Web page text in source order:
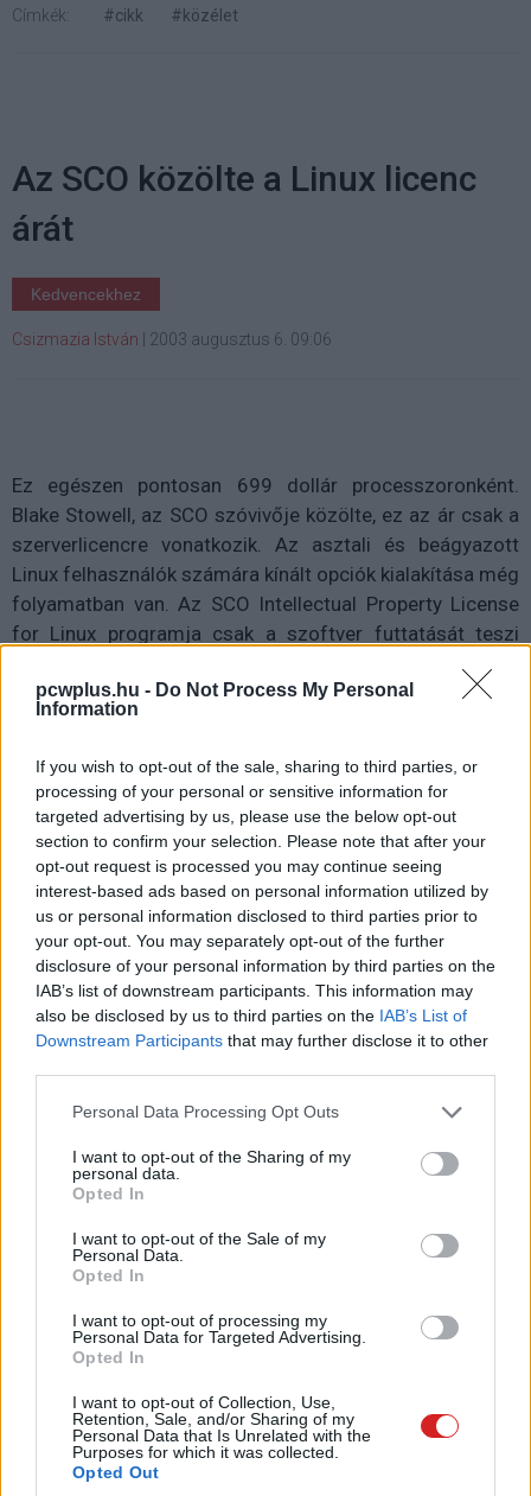
pcwplus.hu - Do Not Process My Personal
Information
If you wish to opt-out of the sale, sharing to third parties, or
processing of your personal or sensitive information for
targeted advertising by us, please use the below opt-out
section to confirm your selection. Please note that after your
opt-out request is processed you may continue seeing
interest-based ads based on personal information utilized by
us or personal information disclosed to third parties prior to
your opt-out. You may separately opt-out of the further
disclosure of your personal information by third parties on the
IAB’s list of downstream participants. This information may
also be disclosed by us to third parties on the IAB’s List of
Downstream Participants that may further disclose it to other
Please note that this website/app uses one or more Google
not limited to your visit or usage behaviour. You may click to
grant or deny consent to Google and its third-party tags to
use your data for below specified purposes in below Google
consent section.
Personal Data Processing Opt Outs
I want to opt-out of the Sharing of my
personal data.
Opted In
I want to opt-out of the Sale of my
Personal Data.
Opted In
I want to opt-out of processing my
Personal Data for Targeted Advertising.
Opted In
I want to opt-out of Collection, Use,
Retention, Sale, and/or Sharing of my
Personal Data that Is Unrelated with the
Purposes for which it was collected.
Opted Out
Címkék: #cikk #közélet
Az SCO közölte a Linux licenc
árát
Kedvencekhez
Csizmazia István 2003 augusztus 6. 09:06
Ez egészen pontosan 699 dollár processzoronként.
Blake Stowell, az SCO szóvivője közölte, ez az ár csak a
szerverlicencre vonatkozik. Az asztali és beágyazott
Linux felhasználók számára kínált opciók kialakítása még
folyamatban van. Az SCO Intellectual Property License
for Linux programja csak a szoftver futtatását teszi
ahogy a nyílt forráskódú termékként történő ingyenes
forgalmazást sem.
Charles King, a Sageza Group elemzője túlságosan
magasnak tartja a díjat - ha olcsóbb volna, a
felhasználók szívesebben fizetnének néhány ezer dollárt,
hogy a kérdéssel később ne kelljen törődniük. Így viszont
a Linux felhasználók azt fogják követelni az SCO-tól,
előbb bizonyítsa be, hogy övé a szellemi tulajdonjog. Az
akadékoskodók megjárhatják, helyezte kilátásba Stowell,
mert október 15. után már 1399 dollár lesz a
processzoronkénti licencdíj.
Pulzusméréssel segíti a biztonságos mozgást az új
4 és egy 8 km-es egészségügyi tanösvény nyílt
Balatonalmádiban.
#közélet
A Microsoft megdöntötte az